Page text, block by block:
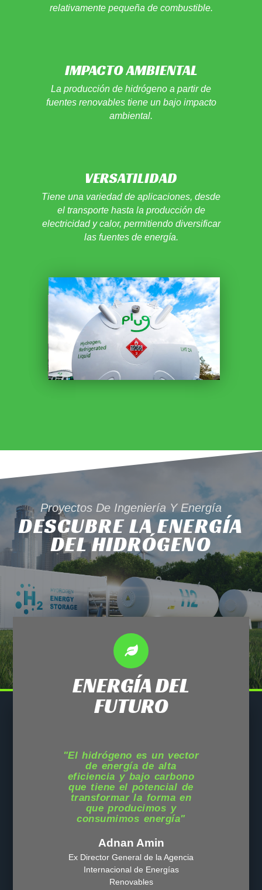
relativamente pequeña de combustible.
IMPACTO AMBIENTAL
La producción de hidrógeno a partir de
fuentes renovables tiene un bajo impacto
ambiental.
VERSATILIDAD
Tiene una variedad de aplicaciones, desde
el transporte hasta la producción de
electricidad y calor, permitiendo diversificar
las fuentes de energía.
Proyectos De Ingeniería Y Energía
DESCUBRE LA ENERGÍA
DEL HIDRÓGENO
ENERGÍA DEL
FUTURO
"El hidrógeno es un vector
de energía de alta
eficiencia y bajo carbono
que tiene el potencial de
transformar la forma en
que producimos y
consumimos energía"
Adnan Amin
Ex Director General de la Agencia
Internacional de Energías
Renovables